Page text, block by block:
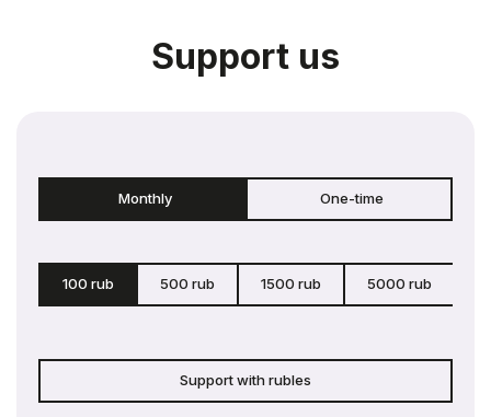
Support us
Monthly One-time
100 rub 500 rub 1500 rub 5000 rub
Support with rubles